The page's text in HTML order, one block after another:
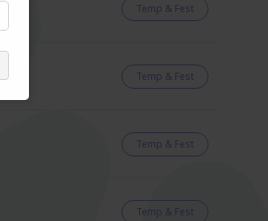
Temp & Fest
Temp & Fest
Temp & Fest
Temp & Fest